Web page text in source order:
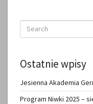
Ostatnie wpisy
Jesienna Akademia
Program Niwki 2025 –